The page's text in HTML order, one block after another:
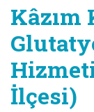
Kâzım
İlçesi)